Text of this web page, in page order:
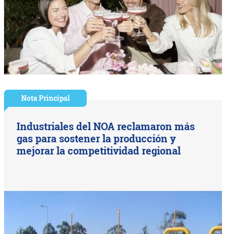
Nota Principal
Industriales del NOA reclamaron más
gas para sostener la producción y
mejorar la competitividad regional